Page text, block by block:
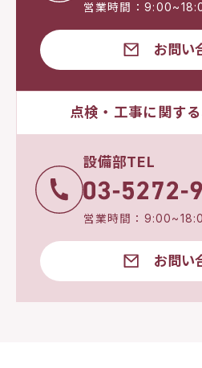
営業時間：
お問い
点検・工事に関す
設備部TEL
営業時間：
お問い